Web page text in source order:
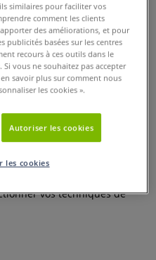
Dry Brush
vos techniques de
similaires pour faciliter vos
comment les clients
des améliorations, et pour
publicités basées sur les centres
recours à ces outils dans le
vous ne souhaitez pas accepter
savoir plus sur comment nous
les cookies ».
Autoriser les cookies
les cookies